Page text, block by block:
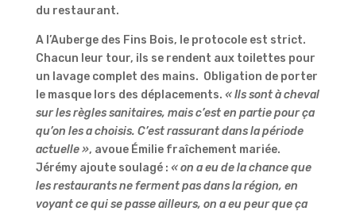
du restaurant.
A l’Auberge des Fins Bois, le protocole est strict.
Chacun leur tour, ils se rendent aux toilettes pour
un lavage complet des mains. Obligation de porter
le masque lors des déplacements. « Ils sont à cheval
sur les règles sanitaires, mais c’est en partie pour ça
qu’on les a choisis. C’est rassurant dans la période
actuelle », avoue Émilie fraîchement mariée.
Jérémy ajoute soulagé : « on a eu de la chance que
les restaurants ne ferment pas dans la région, en
voyant ce qui se passe ailleurs, on a eu peur que ça